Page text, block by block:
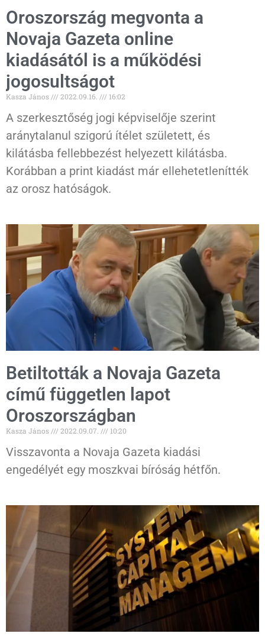
Oroszország megvonta a
Novaja Gazeta online
kiadásától is a működési
jogosultságot
Kasza János 2022.09.16. 16:02
A szerkesztőség jogi képviselője szerint
aránytalanul szigorú ítélet született, és
kilátásba fellebbezést helyezett kilátásba.
Korábban a print kiadást már ellehetetlenítték
az orosz hatóságok.
Betiltották a Novaja Gazeta
című független lapot
Oroszországban
Kasza János 2022.09.07. 10:20
Visszavonta a Novaja Gazeta kiadási
engedélyét egy moszkvai bíróság hétfőn.